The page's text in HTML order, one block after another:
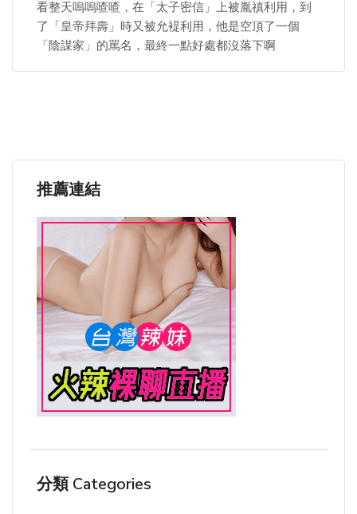
看整天嗚嗚喳喳，在「太子密信」上被胤禛利用，到
了「皇帝拜壽」時又被允褆利用，他是空頂了一個
「陰謀家」的罵名，最終一點好處都沒落下啊
推薦連結
分類 Categories